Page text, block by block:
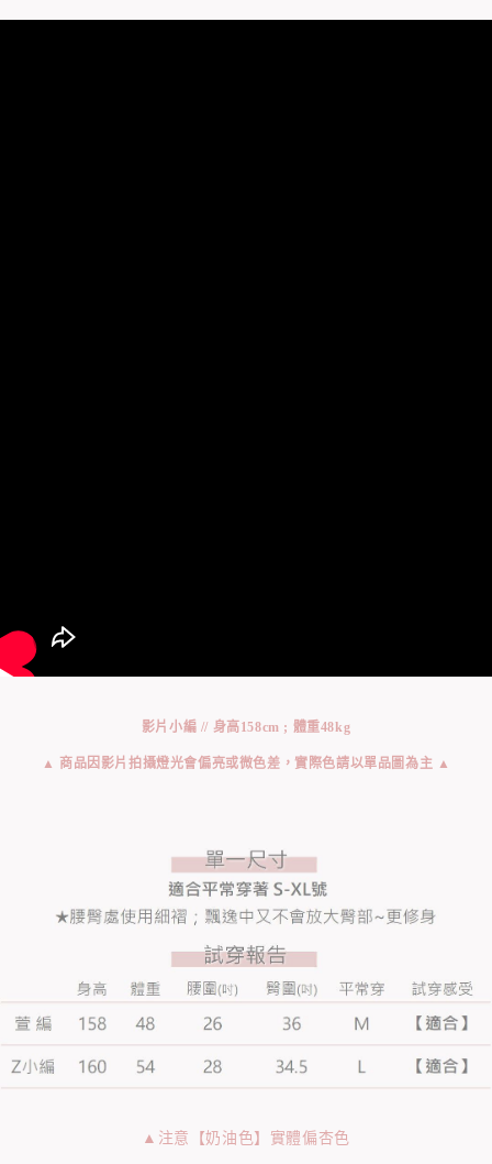
影片小編 // 身高158cm ; 體重48kg
▲ 商品因影片拍攝燈光會偏亮或微色差，實際色請以單品圖為主 ▲
▲注意【奶油色】實體偏杏色